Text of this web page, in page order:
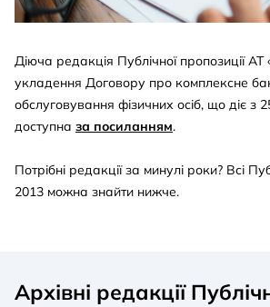
Діюча редакція Публічної пропозиції
укладення Договору про комплексне
обслуговування фізичних осіб, що діє з
доступна за посиланням.
Потрібні редакції за минулі роки? Всі
2013 можна знайти нижче.
Архівні редакції